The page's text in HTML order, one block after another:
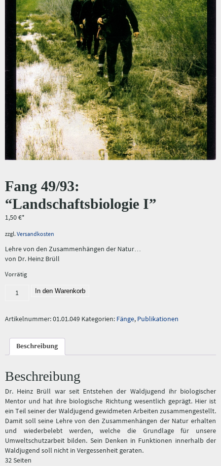
Fang 49/93:
“Landschaftsbiologie I”
1,50€
zzgl. Versandkosten
Lehre von den Zusammenhängen der Natur…
von Dr. Heinz Brüll
Vorrätig
Fang 49/93:
Menge
In den Warenkorb
Artikelnummer:01.01.049 Kategorien: Fänge, Publikationen
Beschreibung
Beschreibung
Dr. Heinz Brüll war seit Entstehen der Waldjugend ihr biologischer
Mentor und hat ihre biologische Richtung wesentlich geprägt. Hier ist
ein Teil seiner der Waldjugend gewidmeten Arbeiten zusammengestellt.
Damit soll seine Lehre von den Zusammenhängen der Natur erhalten
und wiederbelebt werden, welche die Grundlage für unsere
Umweltschutzarbeit bilden. Sein Denken in Funktionen innerhalb der
Waldjugend soll nicht in Vergessenheit geraten.
32 Seiten